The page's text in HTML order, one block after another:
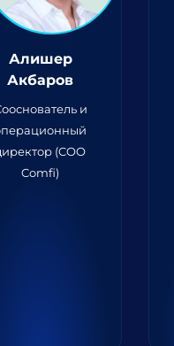
Алишер
Акбаров
и
(COO
Comfi)